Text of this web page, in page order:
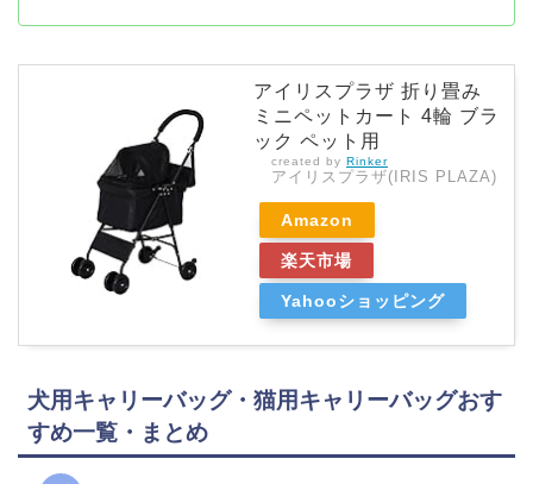
アイリスプラザ 折り畳み
ミニペットカート 4輪 ブラ
ック ペット用
created by Rinker
アイリスプラザ(IRIS PLAZA)
Amazon
楽天市場
Yahooショッピング
犬用キャリーバッグ・猫用キャリーバッグおす
すめ一覧・まとめ